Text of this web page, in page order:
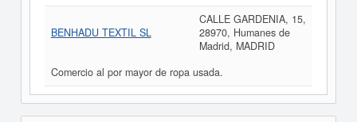
BENHADU TEXTIL SL
CALLE GARDENIA, 15,
28970, Humanes de
Madrid, MADRID
Comercio al por mayor de ropa usada.